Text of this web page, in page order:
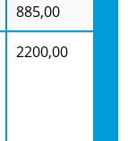
885,00
2200,00